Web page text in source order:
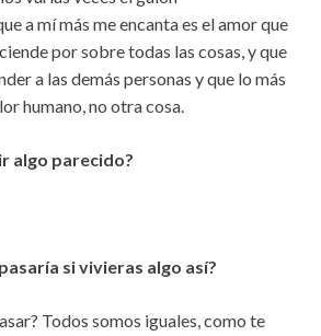
a mí más me encanta es el amor que
por sobre todas las cosas, y que
a las demás personas y que lo más
humano, no otra cosa.
algo parecido?
si vivieras algo así?
Todos somos iguales, como te